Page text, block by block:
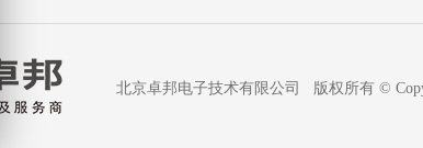
北京卓邦电子技术有限公司 版权所有 ©